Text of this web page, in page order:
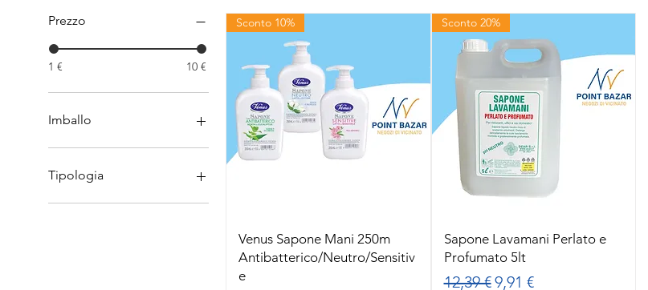
Prezzo
1 € 10 €
Imballo
Cartone
Singolo
Tipologia
Antibatterico
Sconto 10%
Venus Sapone Mani 250m
Antibatterico/Neutro/Sensitiv
e
Sconto 20%
Sapone Lavamani Perlato e
Profumato 5lt
Prezzo regolare
12,39 €Prezzo scontato
9,91 €